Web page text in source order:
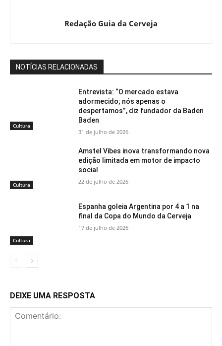
Redação Guia da Cerveja
NOTÍCIAS RELACIONADAS
Cultura
Entrevista: “O mercado estava
adormecido; nós apenas o
despertamos”, diz fundador da Baden
Baden
31 de julho de 2026
Cultura
Amstel Vibes inova transformando nova
edição limitada em motor de impacto
social
22 de julho de 2026
Cultura
Espanha goleia Argentina por 4 a 1 na
final da Copa do Mundo da Cerveja
17 de julho de 2026
DEIXE UMA RESPOSTA